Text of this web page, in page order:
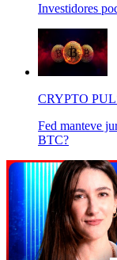
Investidores
CRYPTO
Fed manteve
BTC?